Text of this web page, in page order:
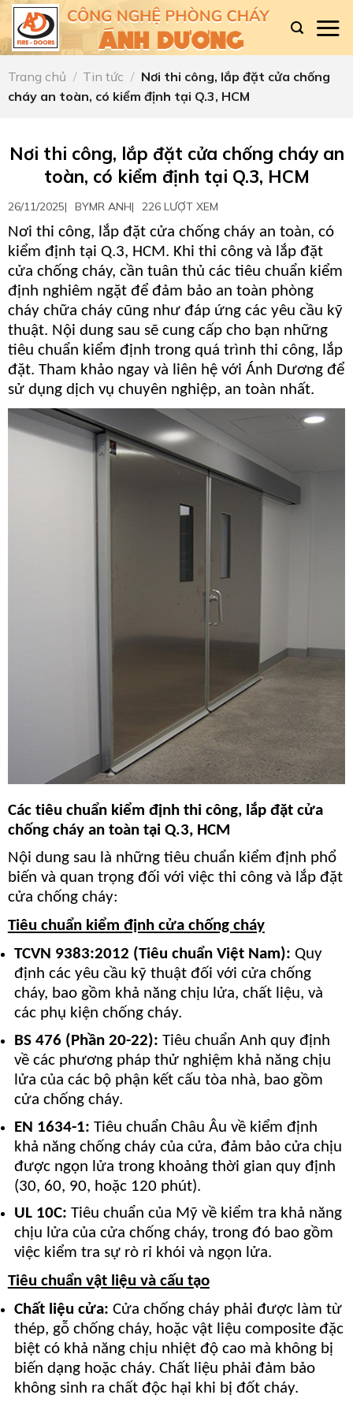
Skip
content
Trang chủ / Tin tức / Nơi thi công, lắp đặt cửa chống
cháy an toàn, có kiểm định tại Q.3, HCM
Nơi thi công, lắp đặt cửa chống cháy an
toàn, có kiểm định tại Q.3, HCM
26/11/2025| BYMR ANH| 226 LƯỢT XEM
Nơi thi công, lắp đặt cửa chống cháy an toàn, có
kiểm định tại Q.3, HCM. Khi thi công và lắp đặt
cửa chống cháy, cần tuân thủ các tiêu chuẩn kiểm
định nghiêm ngặt để đảm bảo an toàn phòng
cháy chữa cháy cũng như đáp ứng các yêu cầu kỹ
thuật. Nội dung sau sẽ cung cấp cho bạn những
tiêu chuẩn kiểm định trong quá trình thi công, lắp
đặt. Tham khảo ngay và liên hệ với Ánh Dương để
sử dụng dịch vụ chuyên nghiệp, an toàn nhất.
Các tiêu chuẩn kiểm định thi công, lắp đặt cửa
chống cháy an toàn tại Q.3, HCM
Nội dung sau là những tiêu chuẩn kiểm định phổ
biến và quan trọng đối với việc thi công và lắp đặt
cửa chống cháy:
Tiêu chuẩn kiểm định cửa chống cháy
TCVN 9383:2012 (Tiêu chuẩn Việt Nam): Quy
định các yêu cầu kỹ thuật đối với cửa chống
cháy, bao gồm khả năng chịu lửa, chất liệu, và
các phụ kiện chống cháy.
BS 476 (Phần 20-22): Tiêu chuẩn Anh quy định
về các phương pháp thử nghiệm khả năng chịu
lửa của các bộ phận kết cấu tòa nhà, bao gồm
cửa chống cháy.
EN 1634-1: Tiêu chuẩn Châu Âu về kiểm định
khả năng chống cháy của cửa, đảm bảo cửa chịu
được ngọn lửa trong khoảng thời gian quy định
(30, 60, 90, hoặc 120 phút).
UL 10C: Tiêu chuẩn của Mỹ về kiểm tra khả năng
chịu lửa của cửa chống cháy, trong đó bao gồm
việc kiểm tra sự rò rỉ khói và ngọn lửa.
Tiêu chuẩn vật liệu và cấu tạo
Chất liệu cửa: Cửa chống cháy phải được làm từ
thép, gỗ chống cháy, hoặc vật liệu composite đặc
biệt có khả năng chịu nhiệt độ cao mà không bị
biến dạng hoặc cháy. Chất liệu phải đảm bảo
không sinh ra chất độc hại khi bị đốt cháy.